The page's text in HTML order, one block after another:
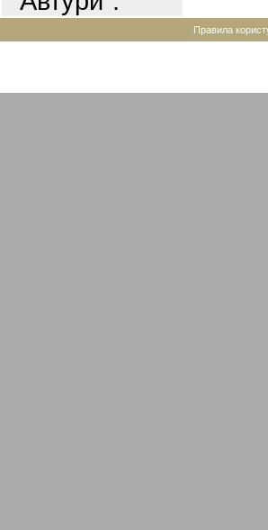
Правила